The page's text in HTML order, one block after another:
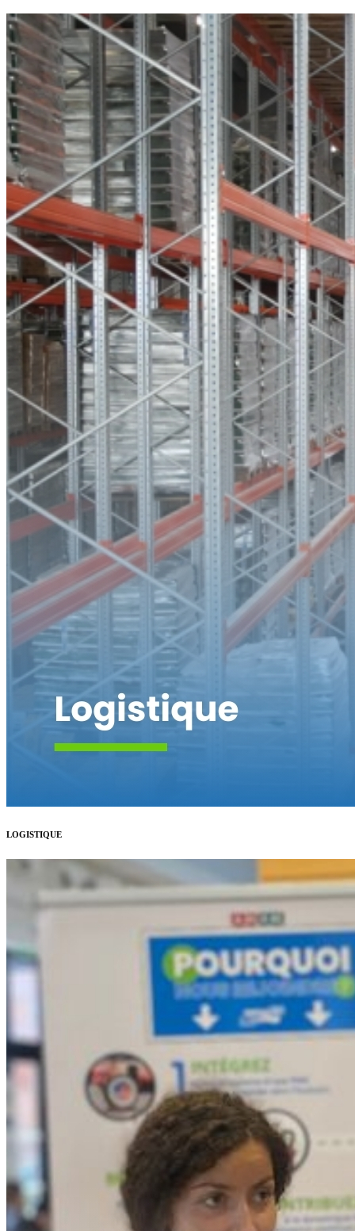
LOGISTIQUE